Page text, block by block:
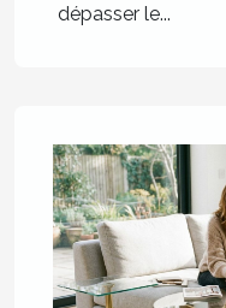
dépasser le...